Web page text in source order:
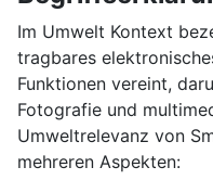
Im Umwelt Kontext
tragbares
Funktionen vereint,
Fotografie und
Umweltrelevanz von
mehreren Aspekten: